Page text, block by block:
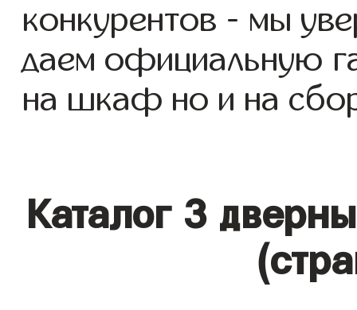
конкурентов - мы
даем официальную
на шкаф но и на
Каталог 3